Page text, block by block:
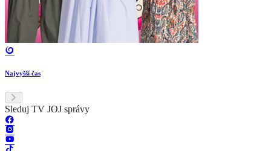
Najvyšší čas
Sleduj TV JOJ správy